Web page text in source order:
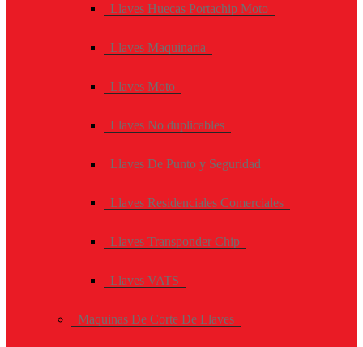
Llaves Huecas Portachip Moto
Llaves Maquinaria
Llaves Moto
Llaves No duplicables
Llaves De Punto y Seguridad
Llaves Residenciales Comerciales
Llaves Transponder Chip
Llaves VATS
Maquinas De Corte De Llaves